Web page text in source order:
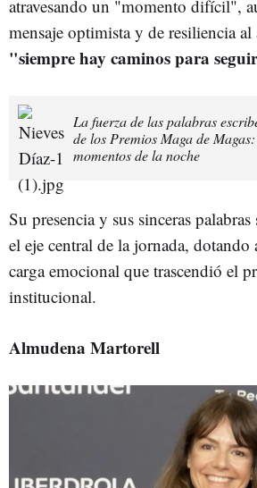
atravesando un "momento difícil",
mensaje optimista y de resiliencia al
"siempre hay caminos para
La fuerza de las palabras
de los Premios Maga de
momentos de la noche
Su presencia y sus sinceras
el eje central de la jornada, dotando
carga emocional que trascendió el
institucional.
Almudena Martorell